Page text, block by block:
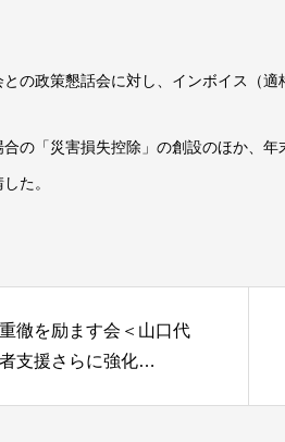
の政策懇話会に対し、インボイス（
の「災害損失控除」の創設のほか、
た。
徹を励ます会＜山口代
支援さらに強化…